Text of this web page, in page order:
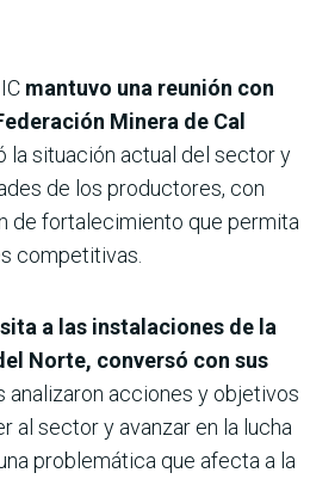
mantuvo una reunión con
Minera de Cal
la situación actual del sector y
de los productores, con
de fortalecimiento que permita
competitivas.
a las instalaciones de la
Norte, conversó con sus
analizaron acciones y objetivos
al sector y avanzar en la lucha
problemática que afecta a la